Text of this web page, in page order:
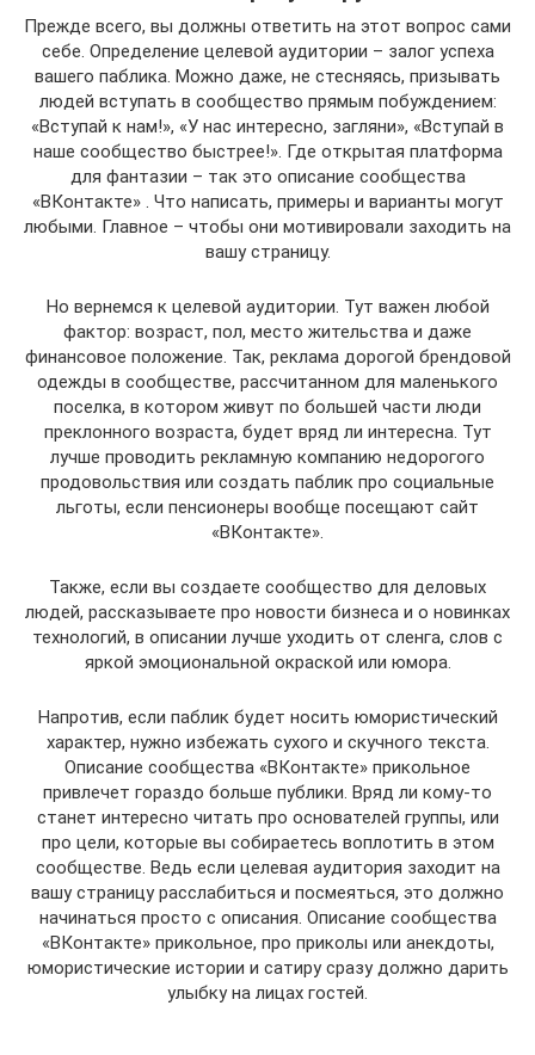
Прежде всего, вы должны ответить на этот вопрос сами
себе. Определение целевой аудитории – залог успеха
вашего паблика. Можно даже, не стесняясь, призывать
людей вступать в сообщество прямым побуждением:
«Вступай к нам!», «У нас интересно, загляни», «Вступай в
наше сообщество быстрее!». Где открытая платформа
для фантазии – так это описание сообщества
«ВКонтакте» . Что написать, примеры и варианты могут
любыми. Главное – чтобы они мотивировали заходить на
вашу страницу.
Но вернемся к целевой аудитории. Тут важен любой
фактор: возраст, пол, место жительства и даже
финансовое положение. Так, реклама дорогой брендовой
одежды в сообществе, рассчитанном для маленького
поселка, в котором живут по большей части люди
преклонного возраста, будет вряд ли интересна. Тут
лучше проводить рекламную компанию недорогого
продовольствия или создать паблик про социальные
льготы, если пенсионеры вообще посещают сайт
«ВКонтакте».
Также, если вы создаете сообщество для деловых
людей, рассказываете про новости бизнеса и о новинках
технологий, в описании лучше уходить от сленга, слов с
яркой эмоциональной окраской или юмора.
Напротив, если паблик будет носить юмористический
характер, нужно избежать сухого и скучного текста.
Описание сообщества «ВКонтакте» прикольное
привлечет гораздо больше публики. Вряд ли кому-то
станет интересно читать про основателей группы, или
про цели, которые вы собираетесь воплотить в этом
сообществе. Ведь если целевая аудитория заходит на
вашу страницу расслабиться и посмеяться, это должно
начинаться просто с описания. Описание сообщества
«ВКонтакте» прикольное, про приколы или анекдоты,
юмористические истории и сатиру сразу должно дарить
улыбку на лицах гостей.